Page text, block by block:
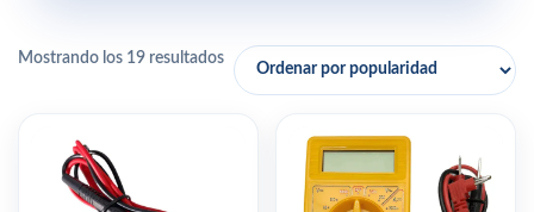
Mostrando los 19 resultados